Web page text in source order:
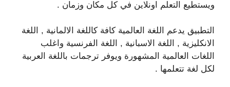
ويستطيع التعلم اونلاين في كل مكان وزمان .
التطبيق يدعم اللغة العالمية كافة كاللغة الالمانية , اللغة
الانكليزية , اللغة الاسبانية , اللغة الفرنسية واغلب
اللغات العالمية المشهورة ويوفر ترجمات باللغة العربية
لكل لغة تتعلمها .